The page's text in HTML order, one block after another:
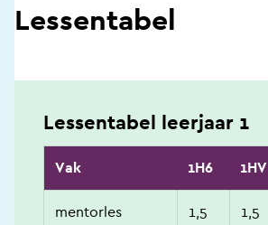
Lessentabel
Lessentabel leerjaar 1
Vak 1H6 1HV
mentorles 1,5 1,5